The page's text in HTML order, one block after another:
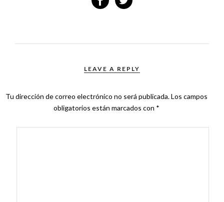
LEAVE A REPLY
Tu dirección de correo electrónico no será publicada.Los campos
obligatorios están marcados con *